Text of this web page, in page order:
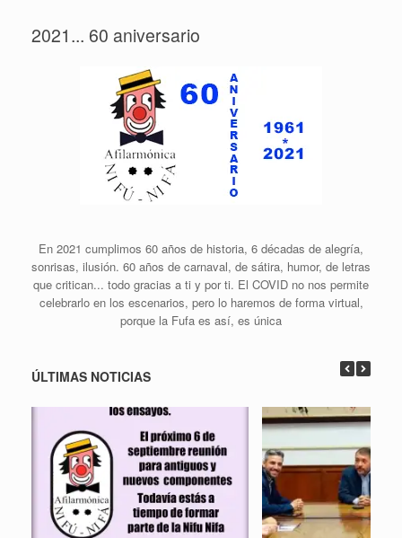
2021... 60 aniversario
En 2021 cumplimos 60 años de historia, 6 décadas de alegría,
sonrisas, ilusión. 60 años de carnaval, de sátira, humor, de letras
que critican... todo gracias a ti y por ti. El COVID no nos permite
celebrarlo en los escenarios, pero lo haremos de forma virtual,
porque la Fufa es así, es única
ÚLTIMAS NOTICIAS